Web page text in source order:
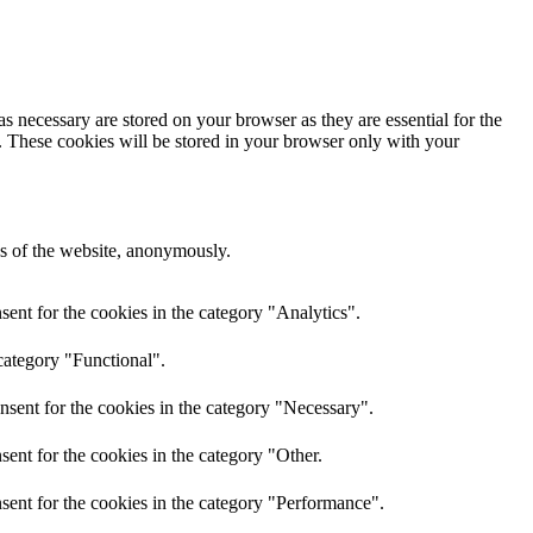
are stored on your browser as they are essential for the
These cookies will be stored in your browser only with your
of the website, anonymously.
for the cookies in the category "Analytics".
"Functional".
for the cookies in the category "Necessary".
for the cookies in the category "Other.
for the cookies in the category "Performance".